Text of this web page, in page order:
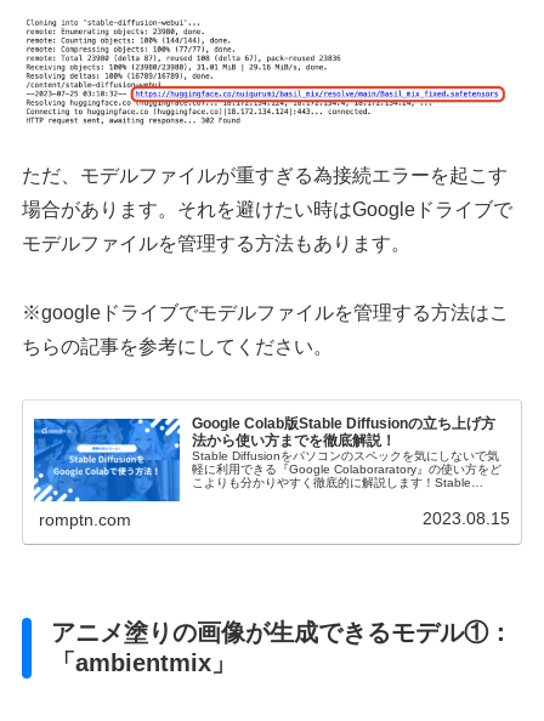
ただ、モデルファイルが重すぎる為接続エラーを起こす
場合があります。それを避けたい時はGoogleドライブで
モデルファイルを管理する方法もあります。
※googleドライブでモデルファイルを管理する方法はこ
ちらの記事を参考にしてください。
Google Colab版Stable Diffusionの立ち上げ方
法から使い方までを徹底解説！
Stable Diffusionをパソコンのスペックを気にしないで気
軽に利用できる『Google Colaboraratory』の使い方をど
こよりも分かりやすく徹底的に解説します！Stable
方法など網羅的にご紹介しますので是非参考にしてくださ
romptn.com 2023.08.15
アニメ塗りの画像が生成できるモデル①：
「ambientmix」